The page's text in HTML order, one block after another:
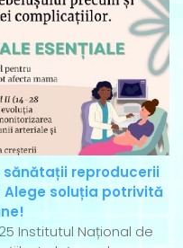
reproducerii
soluția potrivită
Institutul Național de